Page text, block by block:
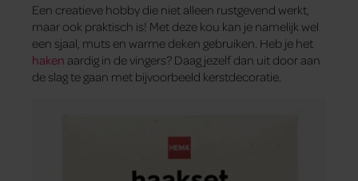
Een creatieve hobby die niet alleen rustgevend werkt,
maar ook praktisch is! Met deze kou kan je namelijk wel
een sjaal, muts en warme deken gebruiken. Heb je het
haken aardig in de vingers? Daag jezelf dan uit door aan
de slag te gaan met bijvoorbeeld kerstdecoratie.